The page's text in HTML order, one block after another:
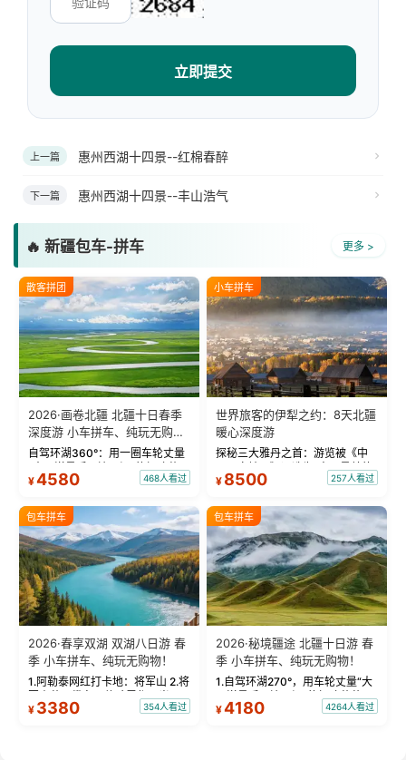
立即提交
上一篇 惠州西湖十四景--红棉春醉
下一篇 惠州西湖十四景--丰山浩气
🔥 新疆包车-拼车 更多 >
散客拼团
2026·画卷北疆 北疆十日春季
深度游 小车拼车、纯玩无购
物！
自驾环湖360°：用一圈车轮丈量
“大西洋最后一滴眼泪”的极致蔚
蓝。 赛湖旅拍：甄选多款风格服
绝美瞬间。 赛湖坦克300跟车视
频：专业摄影师...
¥4580 468人看过
小车拼车
世界旅客的伊犁之约：8天北疆
暖心深度游
探秘三大雅丹之首：游览被《中
国国家地理》评选为“中国最美的
三大雅丹”第一名的克拉玛依魔鬼
瓦人最大村落——禾木村，欣赏
晨雾与小木...
¥ 8500 257人看过
包车拼车
2026·春享双湖 双湖八日游 春
季 小车拼车、纯玩无购物！
1.阿勒泰网红打卡地：将军山 2.将
军山落日缆车，体验雪都风光 3.
将军山，夕阳派对，蹦迪party 4.
¥ 3380 354人看过
包车拼车
2026·秘境疆途 北疆十日游 春
季 小车拼车、纯玩无购物！
1.自驾环湖270°，用车轮丈量“大
西洋最后一滴眼泪”的极致蔚蓝，
让雪山、花海与深邃湖水在转弯
¥4180 4264人看过